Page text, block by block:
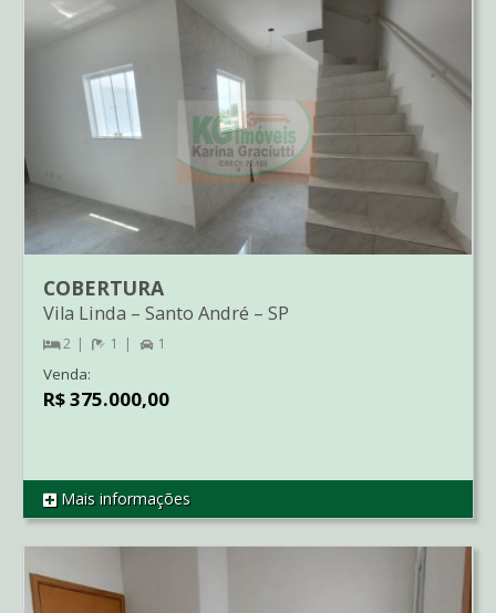
REF CO1650
COBERTURA
Vila Linda – Santo André – SP
2 1 1
Venda:
R$ 375.000,00
Mais informações